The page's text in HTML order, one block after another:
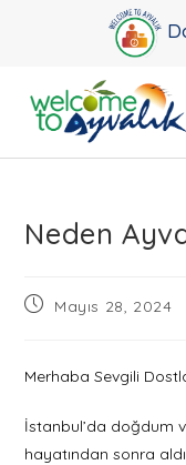
Neden
PostMayıs 28, 2024
Merhaba Sevgili
İstanbul’da doğdum
hayatından sonra